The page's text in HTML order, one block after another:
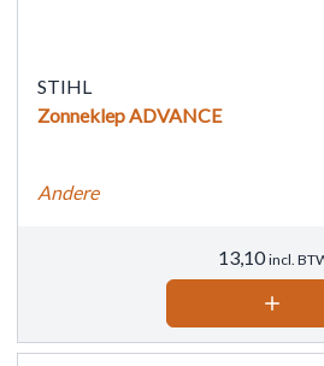
STIHL
Zonneklep ADVANCE
Andere
13,10 incl.